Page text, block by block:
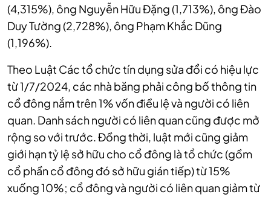
(4,315%), ông Nguyễn Hữu Đặng (1,713%), ông Đào
Duy Tường (2,728%), ông Phạm Khắc Dũng
(1,196%).
Theo Luật Các tổ chức tín dụng sửa đổi có hiệu lực
từ 1/7/2024, các nhà băng phải công bố thông tin
cổ đông nắm trên 1% vốn điều lệ và người có liên
quan. Danh sách người có liên quan cũng được mở
rộng so với trước. Đồng thời, luật mới cũng giảm
giới hạn tỷ lệ sở hữu cho cổ đông là tổ chức (gồm
cổ phần cổ đông đó sở hữu gián tiếp) từ 15%
xuống 10%; cổ đông và người có liên quan giảm từ